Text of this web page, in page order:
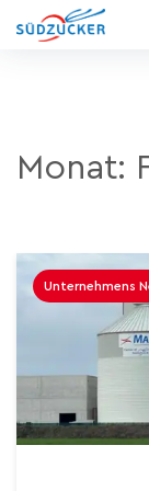
Monat:
Unternehmens